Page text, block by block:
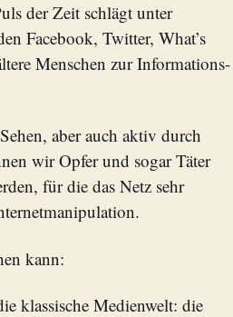
der Zeit schlägt unter
Facebook, Twitter, What’s
Menschen zur Informations-
aber auch aktiv durch
wir Opfer und sogar Täter
für die das Netz sehr
kann:
klassische Medienwelt: die